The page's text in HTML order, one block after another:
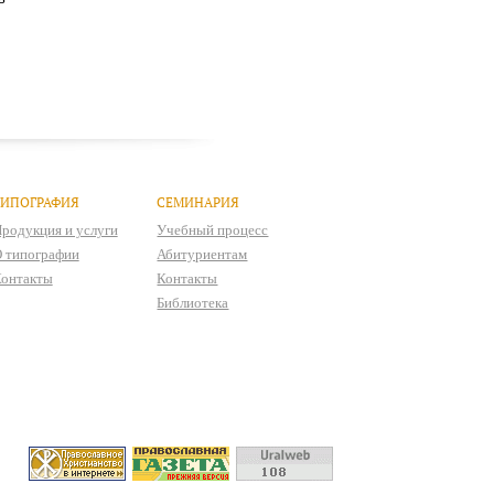
и услуги
типографии
СЕМИНАРИЯ
Учебный процесс
Абитуриентам
Контакты
Библиотека